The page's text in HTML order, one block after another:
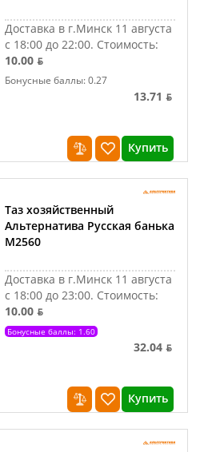
Доставка в г.Минск 11 августа
с 18:00 до 22:00. Стоимость:
10.00 ƃ
Бонусные баллы: 0.27
13.71 ƃ
Купить
Таз хозяйственный
Альтернатива Русская банька
М2560
Доставка в г.Минск 11 августа
с 18:00 до 23:00. Стоимость:
10.00 ƃ
Бонусные баллы: 1.60
32.04 ƃ
Купить